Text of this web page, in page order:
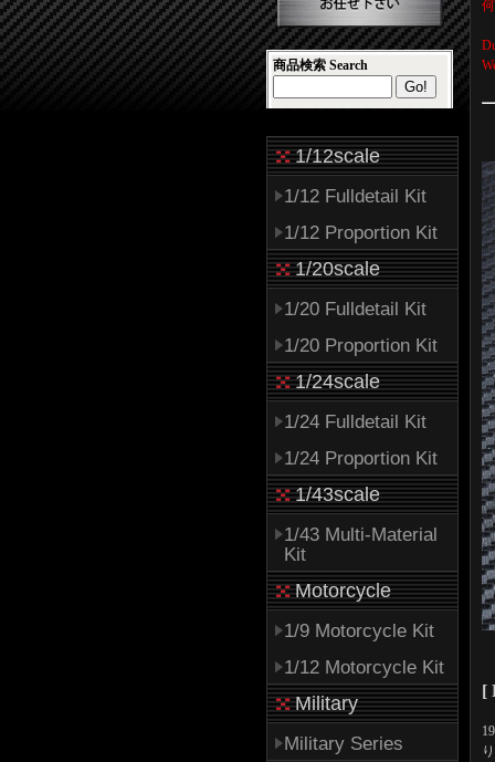
商品検索 Search
1/12scale
1/12 Fulldetail Kit
1/12 Proportion Kit
1/20scale
1/20 Fulldetail Kit
1/20 Proportion Kit
1/24scale
1/24 Fulldetail Kit
1/24 Proportion Kit
1/43scale
1/43 Multi-Material
Kit
Motorcycle
1/9 Motorcycle Kit
1/12 Motorcycle Kit
Military
Military Series
[